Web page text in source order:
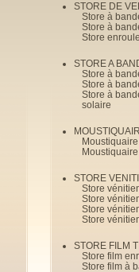
STORE DE
Store à
Store à
Store
STORE A
Store à
Store à
Store à
solaire
STORE
Store
Store
Store
Store
STORE FILM
Store film
Store film à